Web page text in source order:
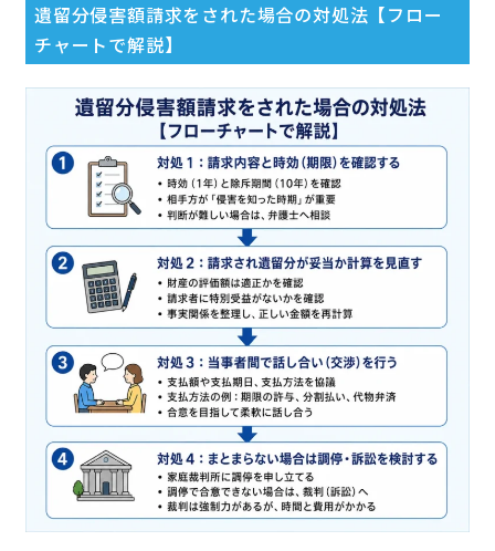
遺留分侵害額請求をされた場合の対処法【フロー
チャートで解説】